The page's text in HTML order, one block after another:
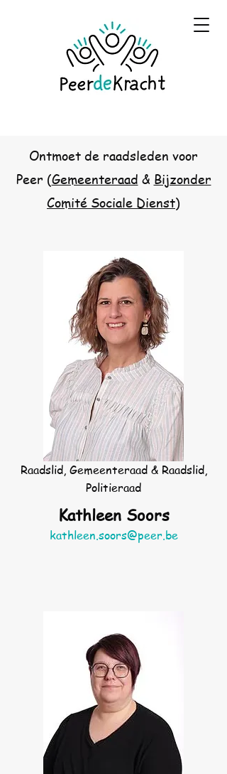
Ontmoet de raadsleden voor
Peer (Gemeenteraad & Bijzonder
Comité Sociale Dienst)
Raadslid, Gemeenteraad & Raadslid,
Politieraad
Kathleen Soors
kathleen.soors@peer.be